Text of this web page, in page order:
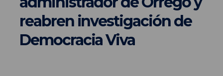
reabren investigación de
Democracia Viva